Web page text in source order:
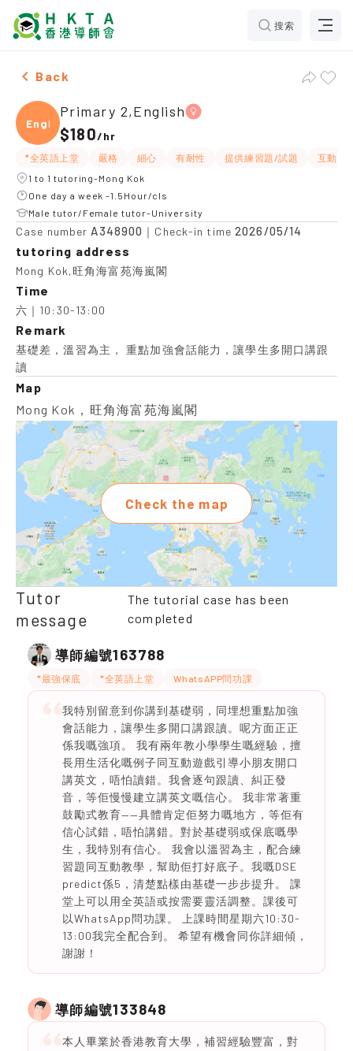
搜索
Female Primary 2,English，Mong Kok Tuition
Back
Engli
Primary 2,English
$180/hr
*全英語上堂 嚴格 細心 有耐性 提供練習題/試題
互動教
1 to 1 tutoring-Mong Kok
One day a week -1.5Hour/cls
Male tutor/Female tutor-University
Case number A348900 ｜Check-in time2026/05/14
tutoring address
Mong Kok,旺角海富苑海嵐閣
Time
六｜10:30-13:00
Remark
基礎差，溫習為主， 重點加強會話能力，讓學生多開口講跟
讀
Map
Mong Kok，旺角海富苑海嵐閣
Check the map
Tutor
message
The tutorial case has been
completed
導師編號163788
*最強保底 *全英語上堂 WhatsAPP問功課
我特別留意到你講到基礎弱，同埋想重點加強
會話能力，讓學生多開口講跟讀。呢方面正正
係我嘅強項。 我有兩年教小學學生嘅經驗，擅
長用生活化嘅例子同互動遊戲引導小朋友開口
講英文，唔怕讀錯。我會逐句跟讀、糾正發
音，等佢慢慢建立講英文嘅信心。 我非常著重
鼓勵式教育——具體肯定佢努力嘅地方，等佢有
信心試錯，唔怕講錯。對於基礎弱或保底嘅學
生，我特別有信心。 我會以溫習為主，配合練
習題同互動教學，幫助佢打好底子。我嘅DSE
predict係5，清楚點樣由基礎一步步提升。 課
堂上可以用全英語或按需要靈活調整。課後可
以WhatsApp問功課。 上課時間星期六10:30-
13:00我完全配合到。 希望有機會同你詳細傾，
謝謝！
導師編號133848
本人畢業於香港教育大學，補習經驗豐富，對